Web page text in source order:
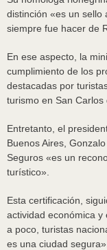
distinción «es un sello
siempre fue hacer de
En ese aspecto, la
cumplimiento de los
destacadas por
turismo en San Carlos
Entretanto, el
Buenos Aires,
Seguros «es un
turístico».
Esta certificación,
actividad económica
a poco, turistas
es una ciudad segura».